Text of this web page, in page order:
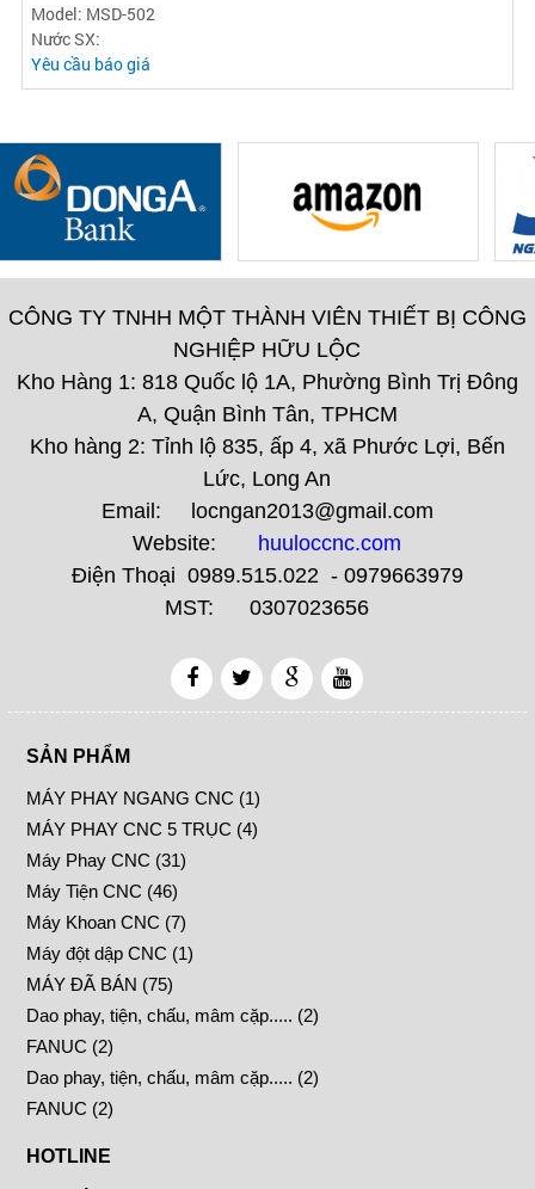
Model: MSD-502
Nước SX:
Yêu cầu báo giá
CÔNG TY TNHH MỘT THÀNH VIÊN THIẾT BỊ CÔNG
NGHIỆP HỮU LỘC
Kho Hàng 1: 818 Quốc lộ 1A, Phường Bình Trị Đông
A, Quận Bình Tân, TPHCM
Kho hàng 2: Tỉnh lộ 835, ấp 4, xã Phước Lợi, Bến
Lức, Long An
Email: locngan2013@gmail.com
Website: huuloccnc.com
Điện Thoại 0989.515.022 - 0979663979
MST: 0307023656
SẢN PHẨM
MÁY PHAY NGANG CNC (1)
MÁY PHAY CNC 5 TRỤC (4)
Máy Phay CNC (31)
Máy Tiện CNC (46)
Máy Khoan CNC (7)
Máy đột dập CNC (1)
MÁY ĐÃ BÁN (75)
Dao phay, tiện, chấu, mâm cặp..... (2)
FANUC (2)
Dao phay, tiện, chấu, mâm cặp..... (2)
FANUC (2)
HOTLINE